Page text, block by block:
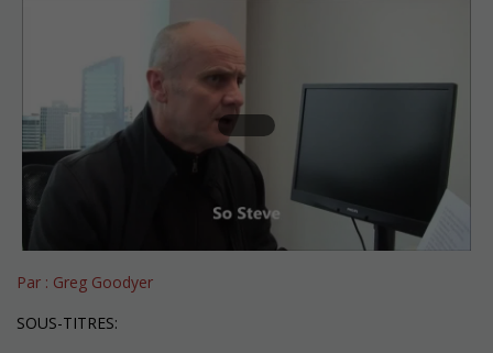
Par : Greg Goodyer
SOUS-TITRES: